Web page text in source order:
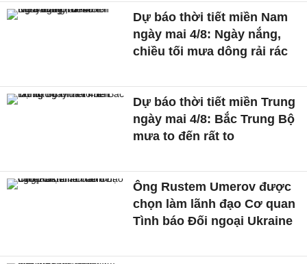
Dự báo thời tiết miền Nam
ngày mai 4/8: Ngày nắng,
chiều tối mưa dông rải rác
Dự báo thời tiết miền Trung
ngày mai 4/8: Bắc Trung Bộ
mưa to đến rất to
Ông Rustem Umerov được
chọn làm lãnh đạo Cơ quan
Tình báo Đối ngoại Ukraine